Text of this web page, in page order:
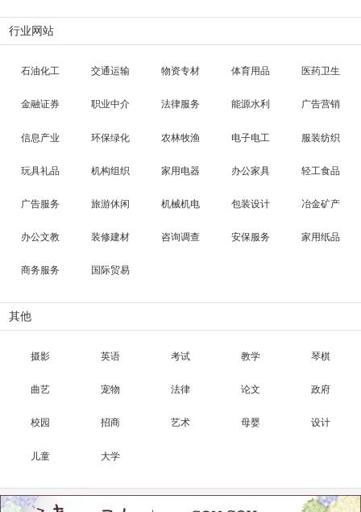
行业网站
石油化工 交通运输 物资专材 体育用品 医药卫生
金融证券 职业中介 法律服务 能源水利 广告营销
信息产业 环保绿化 农林牧渔 电子电工 服装纺织
玩具礼品 机构组织 家用电器 办公家具 轻工食品
广告服务 旅游休闲 机械机电 包装设计 冶金矿产
办公文教 装修建材 咨询调查 安保服务 家用纸品
商务服务 国际贸易
其他
摄影 英语 考试 教学 琴棋
曲艺 宠物 法律 论文 政府
校园 招商 艺术 母婴 设计
儿童 大学